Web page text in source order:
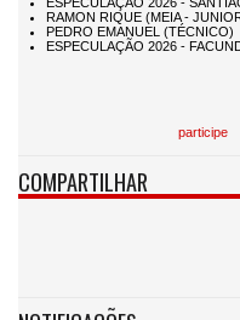
participe
COMPARTILHAR